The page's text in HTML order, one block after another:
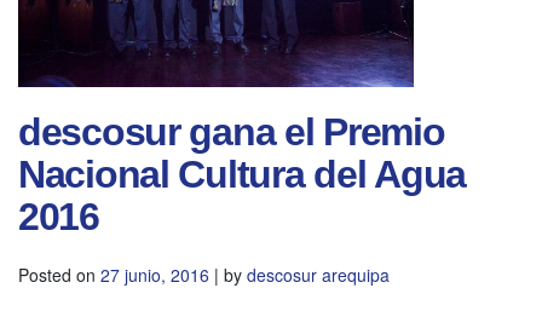
descosur gana el Premio
Nacional Cultura del Agua
2016
Posted on 27 junio, 2016 | by descosur arequipa